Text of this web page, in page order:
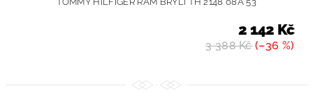
3 388 Kč(–36 %)
2 142 Kč